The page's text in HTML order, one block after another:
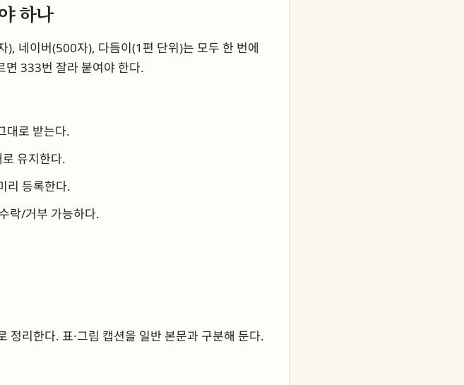
하나
네이버(500자), 다듬이(1편 단위)는 모두 한 번에
면 333번 잘라 붙여야 한다.
대로 받는다.
로 유지한다.
리 등록한다.
락/거부 가능하다.
정리한다. 표·그림 캡션을 일반 본문과 구분해 둔다.